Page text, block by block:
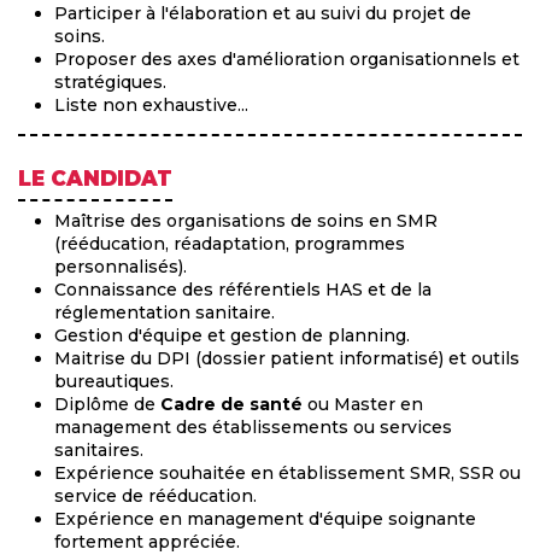
Participer à l'élaboration et au suivi du projet de
soins.
Proposer des axes d'amélioration organisationnels et
stratégiques.
Liste non exhaustive...
LE CANDIDAT
Maîtrise des organisations de soins en SMR
(rééducation, réadaptation, programmes
personnalisés).
Connaissance des référentiels HAS et de la
réglementation sanitaire.
Gestion d'équipe et gestion de planning.
Maitrise du DPI (dossier patient informatisé) et outils
bureautiques.
Diplôme de Cadre de santé ou Master en
management des établissements ou services
sanitaires.
Expérience souhaitée en établissement SMR, SSR ou
service de rééducation.
Expérience en management d'équipe soignante
fortement appréciée.